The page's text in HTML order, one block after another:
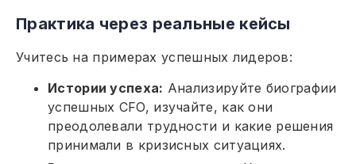
Практика через реальные кейсы
Учитесь на примерах успешных лидеров:
Истории успеха: Анализируйте биографии
успешных CFO, изучайте, как они
преодолевали трудности и какие решения
принимали в кризисных ситуациях.